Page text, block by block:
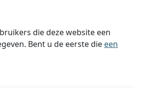
die deze website een
Bent u de eerste die een